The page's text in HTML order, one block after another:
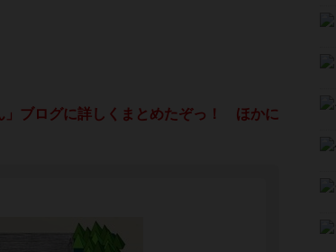
」ブログに詳しくまとめたぞっ！ ほかに